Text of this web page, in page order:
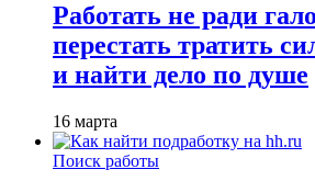
Работать не ради
перестать тратить
и найти дело по душе
16 марта
Поиск работы